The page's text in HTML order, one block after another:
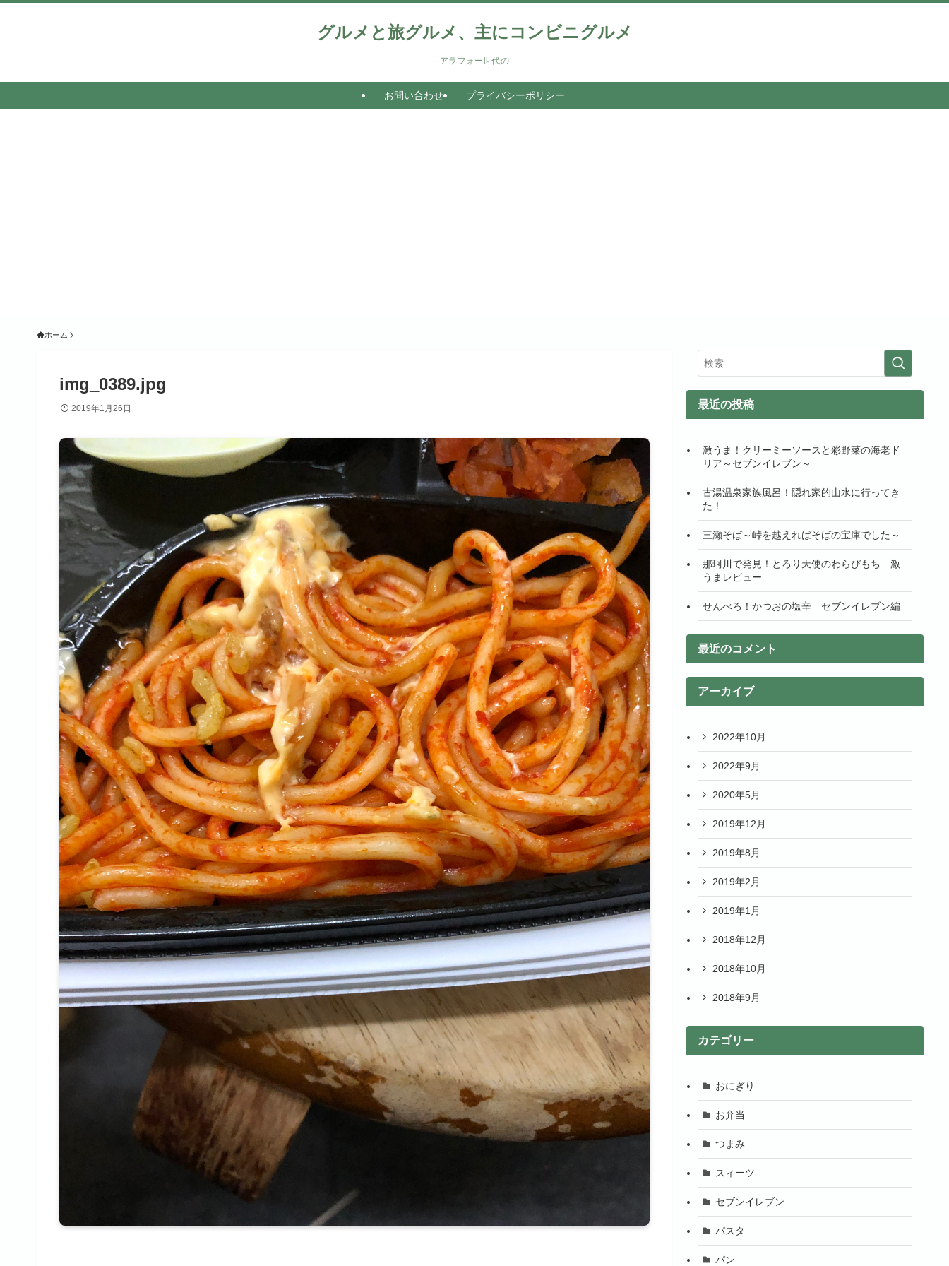
グルメと旅グルメ、主にコンビニグルメ
アラフォー世代の
お問い合わせ プライバシーポリシー
ホーム
img_0389.jpg
2019年1月26日 最近の投稿
激うま！クリーミーソースと彩野菜の海老ド
リア～セブンイレブン～
古湯温泉家族風呂！隠れ家的山水に行ってき
た！
三瀬そば～峠を越えればそばの宝庫でした～
那珂川で発見！とろり天使のわらびもち 激
うまレビュー
せんべろ！かつおの塩辛 セブンイレブン編
最近のコメント
アーカイブ
2022年10月
2022年9月
2020年5月
2019年12月
2019年8月
2019年2月
2019年1月
2018年12月
2018年10月
2018年9月
カテゴリー
おにぎり
お弁当
つまみ
スィーツ
セブンイレブン
パスタ
パン